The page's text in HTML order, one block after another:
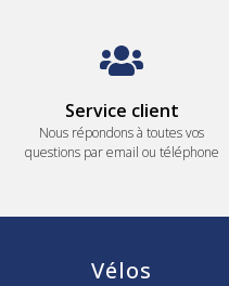
Service client
Nous répondons à toutes vos
questions par email ou téléphone
Vélos